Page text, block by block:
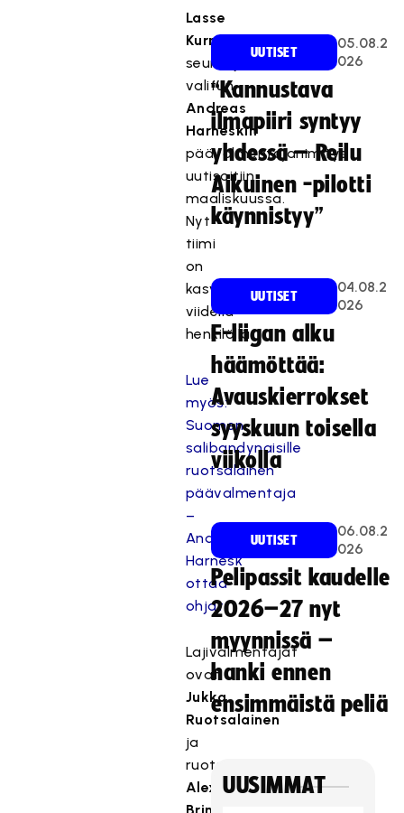
Lasse
Kurrosen
seuraajaksi
valitun
Andreas
Harneskin
päävalmentajanimitys
uutisoitiin
maaliskuussa.
Nyt
tiimi
on
kasvanut
viidellä
henkilöllä.
Lue
myös:
Suomen
salibandynaisille
ruotsalainen
päävalmentaja
–
Andreas
Harnesk
ottaa
ohjat
Lajivalmentajat
ovat
Jukka
Ruotsalainen
ja
ruotsalainen
Alexander
UUTISET
05.08.2
026
“Kannustava
ilmapiiri syntyy
yhdessä – Reilu
Aikuinen -pilotti
käynnistyy”
UUTISET
04.08.2
026
F-liigan alku
häämöttää:
Avauskierrokset
syyskuun toisella
viikolla
UUTISET
06.08.2
026
Pelipassit kaudelle
2026–27 nyt
myynnissä –
hanki ennen
ensimmäistä peliä
UUSIMMAT